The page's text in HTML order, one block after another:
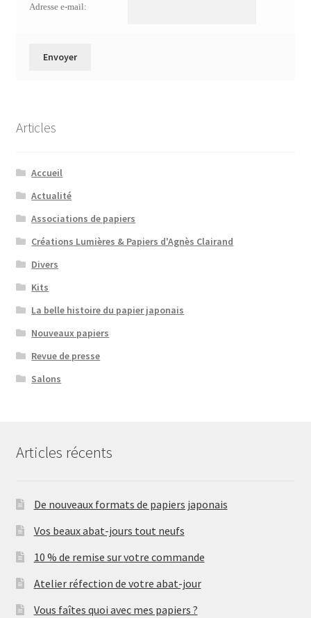
Adresse e-mail:
Articles
Accueil
Actualité
Associations de papiers
Créations Lumières & Papiers d'Agnès Clairand
Divers
Kits
La belle histoire du papier japonais
Nouveaux papiers
Revue de presse
Salons
Articles récents
De nouveaux formats de papiers japonais
Vos beaux abat-jours tout neufs
10 % de remise sur votre commande
Atelier réfection de votre abat-jour
Vous faîtes quoi avec mes papiers ?